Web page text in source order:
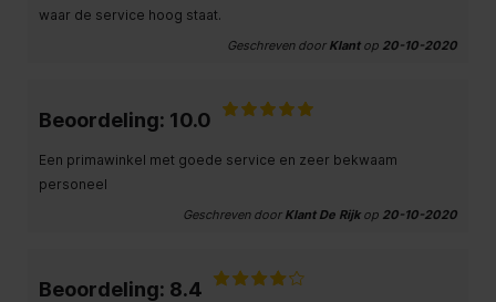
waar de service hoog staat.
Geschreven door Klantop 20-10-2020
Beoordeling: 10.0
Een primawinkel met goede service en zeer bekwaam
personeel
Geschreven door Klant De Rijkop 20-10-2020
Beoordeling: 8.4